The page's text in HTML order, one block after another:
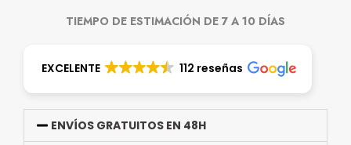
TIEMPO DE ESTIMACIÓN DE 7 A 10 DÍAS
EXCELENTE 112 reseñas
ENVÍOS GRATUITOS EN 48H